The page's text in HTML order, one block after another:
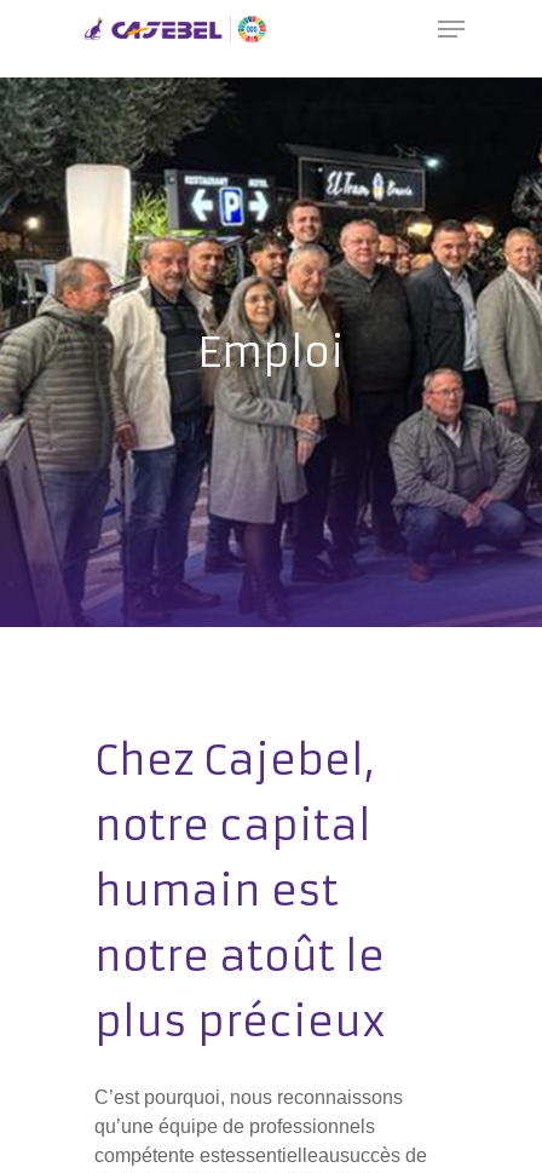
Hit enter to search or ESC to close
Emploi
Chez Cajebel,
notre capital
humain est
notre atoût le
plus précieux
C’est pourquoi, nous reconnaissons
qu’une équipe de professionnels
compétente estessentielleausuccès de